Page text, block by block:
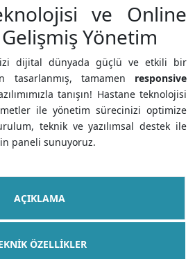
ve Online
Yönetim
dijital dünyada güçlü ve etkili bir
tasarlanmış, tamamen responsive
tanışın! Hastane teknolojisi
ile yönetim sürecinizi optimize
teknik ve yazılımsal destek ile
paneli sunuyoruz.
AÇIKLAMA
ÖZELLIKLER